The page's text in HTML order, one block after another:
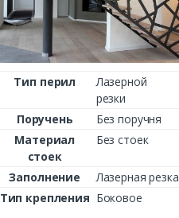
Ваше имя*
Ваш телефон*
Тип перил
Лазерной
резки
Поручень
Без поручня
Материал
стоек
Без стоек
Заполнение
Лазерная резка
Тип крепления Боковое